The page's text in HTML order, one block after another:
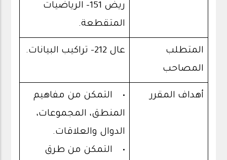
ريض 151- الرياضيات
المتقطعة.
المتطلب
المصاحب
عال 212- تراكيب البيانات.
أهداف المقرر
• التمكن من مفاهيم
المنطق، المجموعات،
الدوال والعلاقات.
• التمكن من طرق